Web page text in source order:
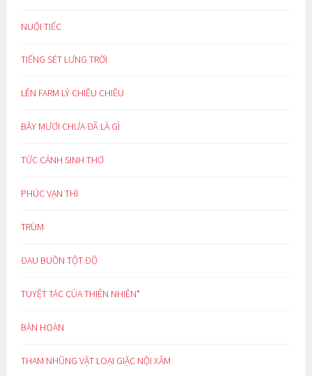
NUỐI TIẾC
TIẾNG SÉT LƯNG TRỜI
LÊN FARM LÝ CHIỀU CHIỀU
BẢY MƯƠI CHƯA ĐÃ LÀ GÌ
TỨC CẢNH SINH THƠ
PHÚC VẠN THÌ
TRÙM
ĐAU BUỒN TỘT ĐỘ
TUYỆT TÁC CỦA THIÊN NHIÊN*
BÀN HOÀN
THAM NHŨNG VẶT LOẠI GIẶC NỘI XÂM